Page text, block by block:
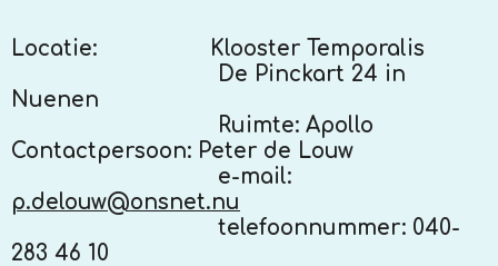
Locatie:
Klooster Temporalis
De Pinckart 24 in
Nuenen
Ruimte: Apollo
Contactpersoon: Peter de Louw
e-mail:
p.delouw@onsnet.nu
telefoonnummer: 040-
283 46 10